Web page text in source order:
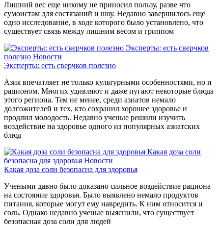
Лишний вес еще никому не приносил пользу, разве что
сумоистам для состязаний и шоу. Недавно завершилось еще
одно исследование, в ходе которого было установлено, что
существует связь между лишним весом и гриппом
Эксперты: есть сверчков
полезно Новости
Эксперты: есть сверчков полезно
Азия впечатляет не только культурными особенностями, но и
рационом. Многих удивляют и даже пугают некоторые блюда
этого региона. Тем не менее, среди азиатов немало
долгожителей и тех, кто сохранил хорошее здоровье и
продлил молодость. Недавно ученые решили изучить
воздействие на здоровье одного из популярных азиатских
блюд
Какая доза соли
безопасна для здоровья Новости
Какая доза соли безопасна для здоровья
Учеными давно было доказано сильное воздействие рациона
на состояние здоровья. Было выявлено немало продуктов
питания, которые могут ему навредить. К ним относится и
соль. Однако недавно ученые выяснили, что существует
безопасная доза соли для людей